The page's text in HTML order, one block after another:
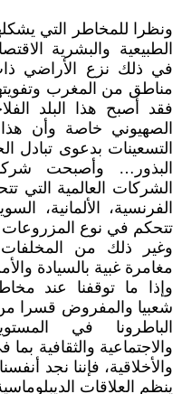
ونظرا للمخاطر التي
الطبيعية والبشرية
في ذلك نزع الأراضي
مناطق من المغرب
فقد أصبح هذا البلد
الصهيوني خاصة وأن
التسعينات بدعوى تبادل
البذور… وأصبحت
الشركات العالمية التي
الفرنسية، الألمانية،
تتحكم في نوع المزروعات
وغير ذلك من
مغامرة غبية بالسيادة
وإذا ما توقفنا عند
شعبيا والمفروض قسرا
الباطرونا في
والاجتماعية والثقافية
والأخلاقية، فإننا نجد
ينظم العلاقات